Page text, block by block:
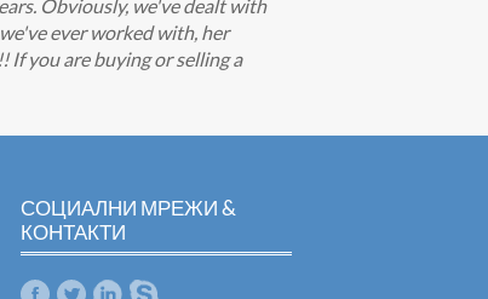
Obviously, we've dealt with
ever worked with, her
you are buying or selling a
СОЦИАЛНИ МРЕЖИ &
КОНТАКТИ